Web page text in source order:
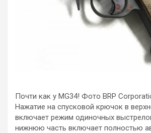
Почти как у MG34! Фото BRP
Нажатие на спусковой крючок в
включает режим одиночных
нижнюю часть включает полностью